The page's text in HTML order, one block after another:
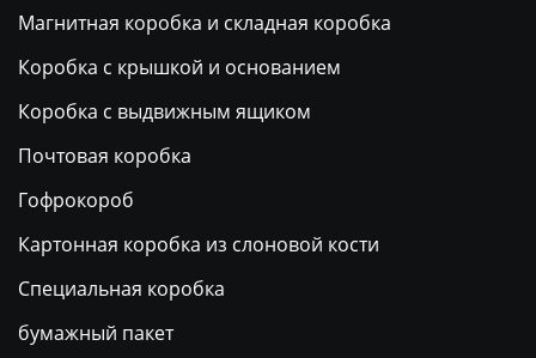
Магнитная коробка и складная коробка
Коробка с крышкой и основанием
Коробка с выдвижным ящиком
Почтовая коробка
Гофрокороб
Картонная коробка из слоновой кости
Специальная коробка
бумажный пакет